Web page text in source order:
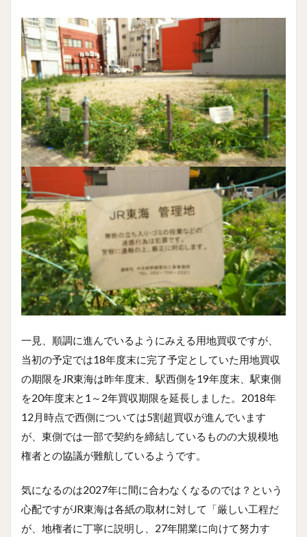
一見、順調に進んでいるようにみえる用地買収ですが、
当初の予定では18年度末に完了予定としていた用地買収
の期限をJR東海は昨年度末、駅西側を19年度末、駅東側
を20年度末と1～2年買収期限を延長しました。2018年
12月時点で西側については5割超買収が進んでいます
が、東側では一部で契約を締結しているものの大規模地
権者との協議が難航しているようです。
気になるのは2027年に間に合わなくなるのでは？という
心配ですがJR東海は各紙の取材に対して「厳しい工程だ
が、地権者に丁寧に説明し、27年開業に向けて努力す